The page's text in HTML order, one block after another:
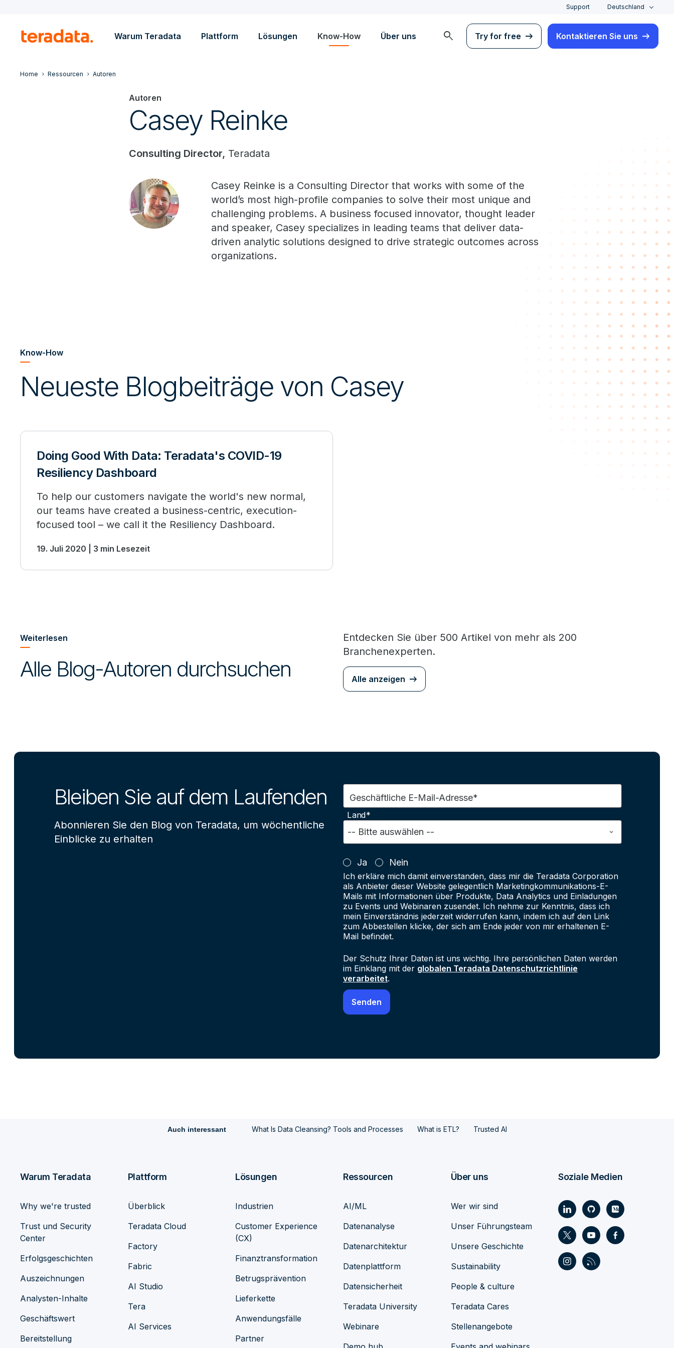
Support Deutschland
Warum Teradata Plattform Lösungen Know-How Über uns search Try for free Kontaktieren Sie uns
Home Ressourcen Autoren
Autoren
Casey Reinke
Consulting Director, Teradata
Casey Reinke is a Consulting Director that works with some of the
world’s most high-profile companies to solve their most unique and
challenging problems. A business focused innovator, thought leader
and speaker, Casey specializes in leading teams that deliver data-
driven analytic solutions designed to drive strategic outcomes across
organizations.
Know-How
Neueste Blogbeiträge von Casey
Doing Good With Data: Teradata's COVID-19
Resiliency Dashboard
To help our customers navigate the world's new normal,
our teams have created a business-centric, execution-
focused tool – we call it the Resiliency Dashboard.
19. Juli 2020 | 3 min Lesezeit
Weiterlesen
Alle Blog-Autoren durchsuchen
Entdecken Sie über 500 Artikel von mehr als 200
Branchenexperten.
Alle anzeigen
Bleiben Sie auf dem Laufenden
Abonnieren Sie den Blog von Teradata, um wöchentliche
Einblicke zu erhalten
Geschäftliche E-Mail-Adresse*
Land*
Ja Nein
Ich erkläre mich damit einverstanden, dass mir die Teradata Corporation
als Anbieter dieser Website gelegentlich Marketingkommunikations-E-
Mails mit Informationen über Produkte, Data Analytics und Einladungen
zu Events und Webinaren zusendet. Ich nehme zur Kenntnis, dass ich
mein Einverständnis jederzeit widerrufen kann, indem ich auf den Link
zum Abbestellen klicke, der sich am Ende jeder von mir erhaltenen E-
Mail befindet.
Der Schutz Ihrer Daten ist uns wichtig. Ihre persönlichen Daten werden
im Einklang mit der globalen Teradata Datenschutzrichtlinie
verarbeitet.
Auch interessant What Is Data Cleansing? Tools and Processes What is ETL? Trusted AI
Warum Teradata
Why we're trusted
Trust und Security
Center
Erfolgsgeschichten
Auszeichnungen
Analysten-Inhalte
Geschäftswert
Bereitstellung
Plattform
Überblick
Teradata Cloud
Factory
Fabric
AI Studio
Tera
AI Services
Lösungen
Industrien
Customer Experience
(CX)
Finanztransformation
Betrugsprävention
Lieferkette
Anwendungsfälle
Partner
Ressourcen
AI/ML
Datenanalyse
Datenarchitektur
Datenplattform
Datensicherheit
Teradata University
Webinare
Über uns
Wer wir sind
Unser Führungsteam
Unsere Geschichte
Sustainability
People & culture
Teradata Cares
Stellenangebote
Soziale Medien